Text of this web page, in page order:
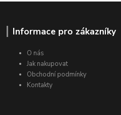
Informace pro zákazníky
O nás
Jak nakupovat
Obchodní podmínky
Kontakty